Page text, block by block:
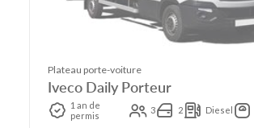
Plateau porte-voiture
Iveco Daily Porteur
1 an de
permis
3 2 Diesel